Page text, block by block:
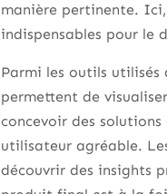
manière pertinente.
indispensables pour le
Parmi les outils utilisés
permettent de
concevoir des
utilisateur agréable.
découvrir des insights